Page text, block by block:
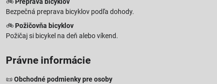
Bezpečná preprava bicyklov podľa dohody.
🚲 Požičovňa bicyklov
Požičaj si bicykel na deň alebo víkend.
Právne informácie
📜 Obchodné podmienky pre osoby